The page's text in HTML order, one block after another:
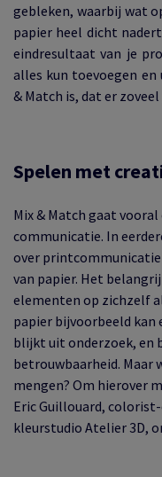
gebleken, waarbij wat
papier heel dicht
eindresultaat van je
alles kun toevoegen
& Match is, dat er
Spelen met
Mix & Match gaat
communicatie. In
over printcommunicatie
van papier. Het
elementen op zichzelf
papier bijvoorbeeld kan
blijkt uit onderzoek, en
betrouwbaarheid. Maar
mengen? Om hierover
Eric Guillouard,
kleurstudio Atelier 3D,